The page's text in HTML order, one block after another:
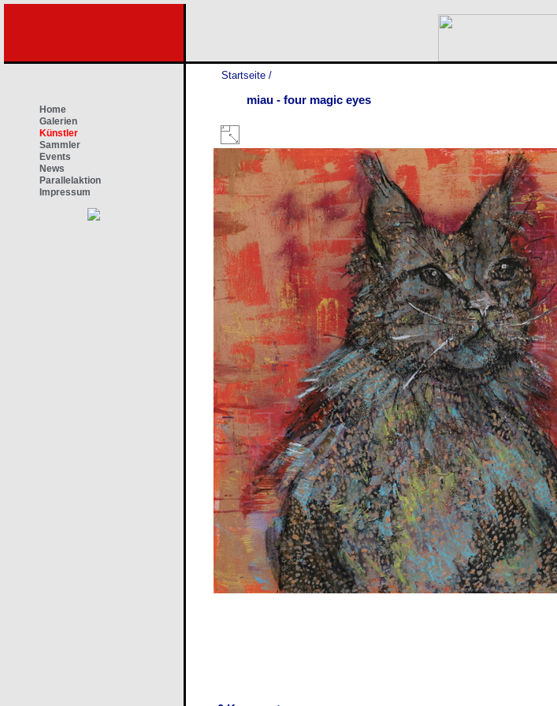
Home
Galerien
Künstler
Sammler
Events
News
Parallelaktion
Impressum
Startseite /
miau - four magic eyes